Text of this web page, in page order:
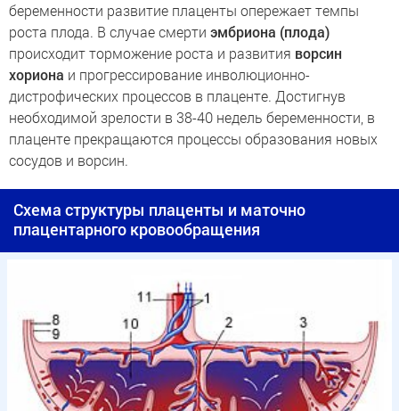
беременности развитие плаценты опережает темпы
роста плода. В случае смерти эмбриона (плода)
происходит торможение роста и развития ворсин
хориона и прогрессирование инволюционно-
дистрофических процессов в плаценте. Достигнув
необходимой зрелости в 38-40 недель беременности, в
плаценте прекращаются процессы образования новых
сосудов и ворсин.
Схема структуры плаценты и маточно
плацентарного кровообращения